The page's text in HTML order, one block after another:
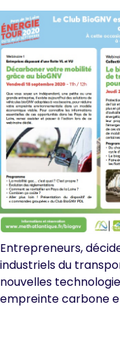
Entrepreneurs,
industriels du
nouvelles
empreinte carbone